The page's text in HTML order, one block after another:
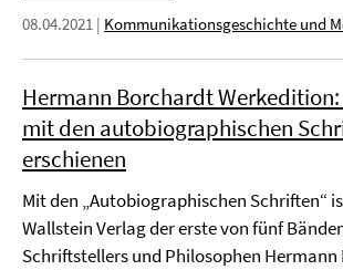
08.04.2021 | Kommunikationsgeschichte und
Hermann Borchardt
mit den autobiographischen
erschienen
Mit den „Autobiographischen Schriften“
Wallstein Verlag der erste von fünf
Schriftstellers und Philosophen Hermann